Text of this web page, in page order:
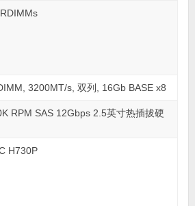
3200MT/s, 双列, 16Gb BASE x8
RPM SAS 12Gbps 2.5英寸热插拔硬
H730P